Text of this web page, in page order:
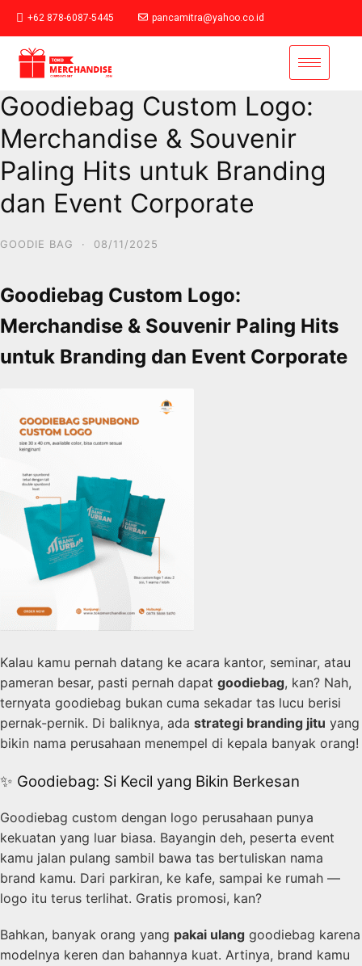
+62 878-6087-5445 pancamitra@yahoo.co.id
Goodiebag Custom Logo:
Merchandise & Souvenir
Paling Hits untuk Branding
dan Event Corporate
GOODIE BAG · 08/11/2025
Goodiebag Custom Logo:
Merchandise & Souvenir Paling Hits
untuk Branding dan Event Corporate
Kalau kamu pernah datang ke acara kantor, seminar, atau
pameran besar, pasti pernah dapat goodiebag, kan? Nah,
ternyata goodiebag bukan cuma sekadar tas lucu berisi
pernak-pernik. Di baliknya, ada strategi branding jitu yang
bikin nama perusahaan menempel di kepala banyak orang!
✨ Goodiebag: Si Kecil yang Bikin Berkesan
Goodiebag custom dengan logo perusahaan punya
kekuatan yang luar biasa. Bayangin deh, peserta event
kamu jalan pulang sambil bawa tas bertuliskan nama
brand kamu. Dari parkiran, ke kafe, sampai ke rumah —
logo itu terus terlihat. Gratis promosi, kan?
Bahkan, banyak orang yang pakai ulang goodiebag karena
modelnya keren dan bahannya kuat. Artinya, brand kamu